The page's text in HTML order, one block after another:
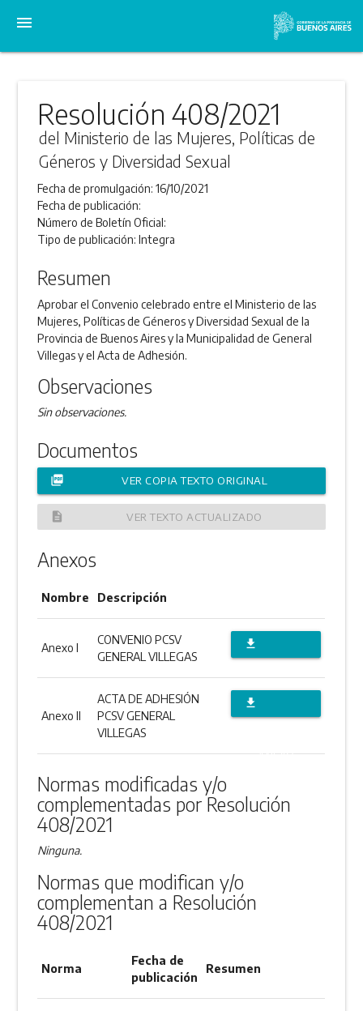
menu
Resolución 408/2021
del Ministerio de las Mujeres, Políticas de
Géneros y Diversidad Sexual
Fecha de promulgación:16/10/2021
Fecha de publicación:
Número de Boletín Oficial:
Tipo de publicación:Integra
Resumen
Aprobar el Convenio celebrado entre el Ministerio de las
Mujeres, Políticas de Géneros y Diversidad Sexual de la
Provincia de Buenos Aires y la Municipalidad de General
Villegas y el Acta de Adhesión.
Observaciones
Sin observaciones.
Documentos
picture_as_pdf VER COPIA TEXTO ORIGINAL
description VER TEXTO ACTUALIZADO
Anexos
Nombre Descripción
Anexo I
CONVENIO PCSV
GENERAL VILLEGAS
file_download
Anexo II
ACTA DE ADHESIÓN
PCSV GENERAL
VILLEGAS
file_download
ANEXO
Normas modificadas y/o
complementadas por Resolución
408/2021
Ninguna.
Normas que modifican y/o
complementan a Resolución
408/2021
Norma
Fecha de
publicación
Resumen